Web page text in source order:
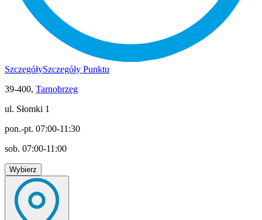
SzczegółySzczegóły Punktu
39-400, Tarnobrzeg
ul. Słomki 1
pon.-pt. 07:00-11:30
sob. 07:00-11:00
Wybierz